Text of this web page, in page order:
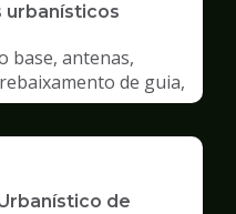
urbanísticos
base, antenas,
de guia,
de